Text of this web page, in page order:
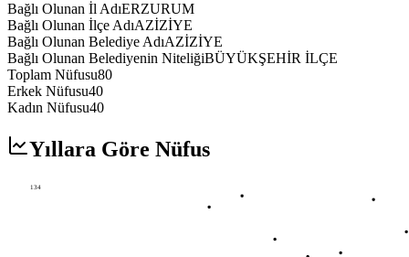
Bağlı Olunan İl AdıERZURUM
Bağlı Olunan İlçe AdıAZİZİYE
Bağlı Olunan Belediye AdıAZİZİYE
Bağlı Olunan Belediyenin NiteliğiBÜYÜKŞEHİR İLÇE
Toplam Nüfusu80
Erkek Nüfusu40
Kadın Nüfusu40
Yıllara Göre Nüfus
134